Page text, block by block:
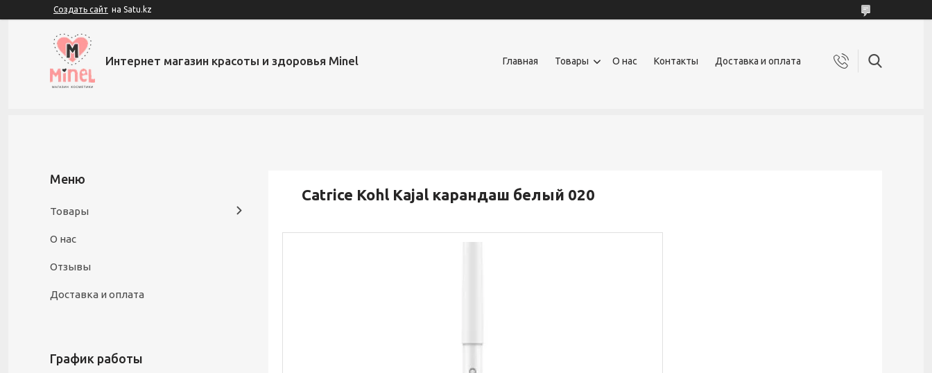
Создать сайт на Satu.kz
Интернет магазин красоты и здоровья Minel Главная Товары О нас Контакты Доставка и оплата
Catrice Kohl Kajal карандаш белый 020
Товары
О нас
Отзывы
Доставка и оплата
График работы